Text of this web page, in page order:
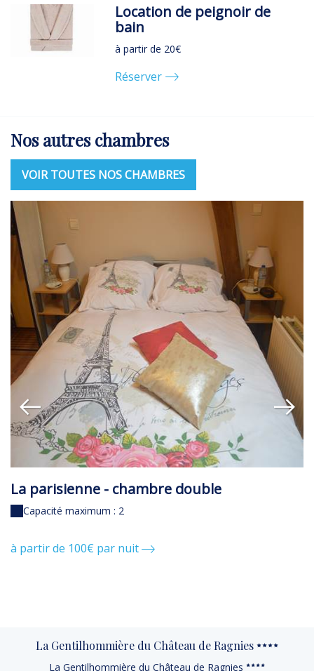
Location de peignoir de
bain
à partir de 20€
Réserver
Nos autres chambres
VOIR TOUTES NOS CHAMBRES
La parisienne - chambre double
Capacité maximum : 2
à partir de 100€ par nuit
La Gentilhommière du Château de Ragnies
La Gentilhommière du Château de Ragnies